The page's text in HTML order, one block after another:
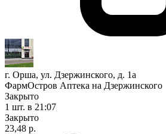
г. Орша, ул. Дзержинского, д. 1а
ФармОстров Аптека на Дзержинского
Закрыто
1 шт. в 21:07
Закрыто
23,48 р.